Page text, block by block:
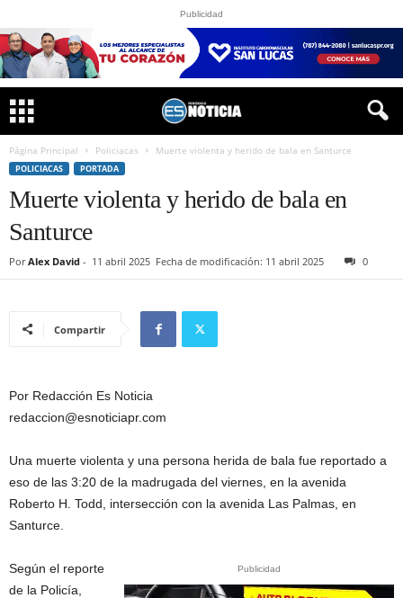
Publicidad
Página Principal Policiacas Muerte violenta y herido de bala en Santurce
POLICIACAS PORTADA
Muerte violenta y herido de bala en
Santurce
Por Alex David - 11 abril 2025 Fecha de modificación: 11 abril 2025 0
Compartir
Por Redacción Es Noticia
redaccion@esnoticiapr.com
Una muerte violenta y una persona herida de bala fue reportado a
eso de las 3:20 de la madrugada del viernes, en la avenida
Roberto H. Todd, intersección con la avenida Las Palmas, en
Santurce.
Publicidad
Según el reporte
de la Policía,